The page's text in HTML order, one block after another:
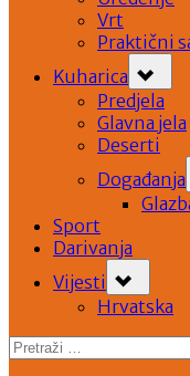
Vrt
Praktični
Kuharica
sub-
menu
Predjela
Glavna jela
Deserti
Događanja
Sport
Darivanja
Vijesti
sub-
menu
Hrvatska
Pretraži: